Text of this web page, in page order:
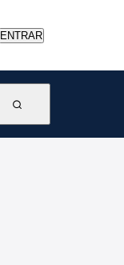
ENTRAR